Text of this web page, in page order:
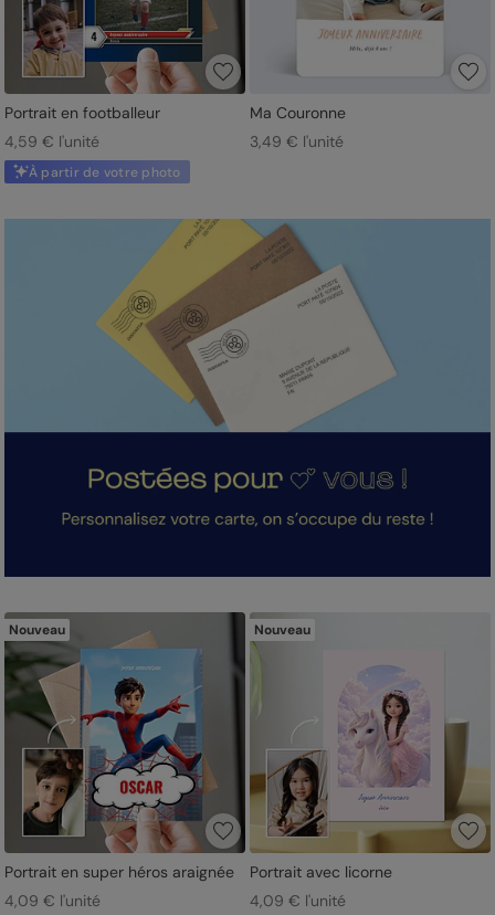
Portrait en footballeur
4,59 € l'unité
À partir de votre photo
Ma Couronne
3,49 € l'unité
Nouveau
Portrait en super héros araignée
4,09 € l'unité
Nouveau
Portrait avec licorne
4,09 € l'unité